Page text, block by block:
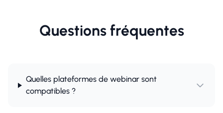
Questions fréquentes
Quelles plateformes de webinar sont
compatibles ?